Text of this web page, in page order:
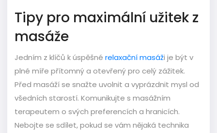
Tipy pro maximální užitek z
masáže
Jedním z klíčů k úspěšné relaxační masáži je být v
plné míře přítomný a otevřený pro celý zážitek.
Před masáží se snažte uvolnit a vyprázdnit mysl od
všedních starostí. Komunikujte s masážním
terapeutem o svých preferencích a hranicích.
Nebojte se sdílet, pokud se vám nějaká technika